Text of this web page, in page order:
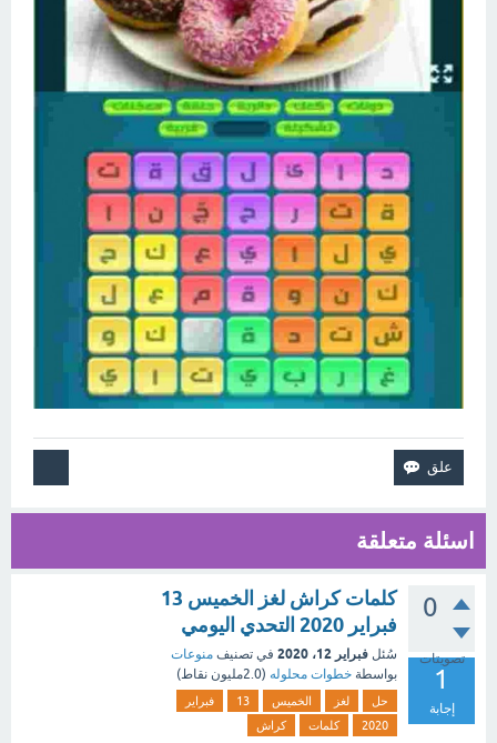
اسئلة متعلقة
0
تصويتات
1
إجابة
كلمات كراش لغز الخميس 13
فبراير 2020 التحدي اليومي
سُئل فبراير 12، 2020 في تصنيف منوعات
بواسطة خطوات محلوله (2.0مليون نقاط)
حل لغز الخميس 13
فبراير
2020
كلمات كراش